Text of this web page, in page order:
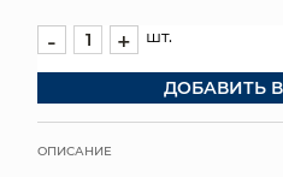
- + шт.
ДОБАВИТЬ
ОПИСАНИЕ